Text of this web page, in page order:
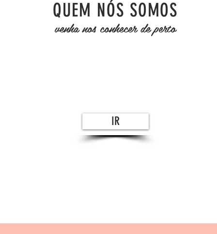
QUEM NÓS SOMOS
venha nos conhecer de perto
IR